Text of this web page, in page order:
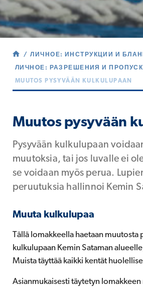
ЛИЧНОЕ: ИНСТРУКЦИИ И
ЛИЧНОЕ: РАЗРЕШЕНИЯ И
MUUTOS PYSYVÄÄN KULKULUPAAN
Muutos pysyvään
Pysyvään kulkulupaan
muutoksia, tai jos luvalle ei
se voidaan myös perua.
peruutuksia hallinnoi Kemin
Muuta kulkulupaa
Tällä lomakkeella haetaan muutosta
kulkulupaan Kemin Sataman
Muista täyttää kaikki kentät
Asianmukaisesti täytetyn lomakkeen